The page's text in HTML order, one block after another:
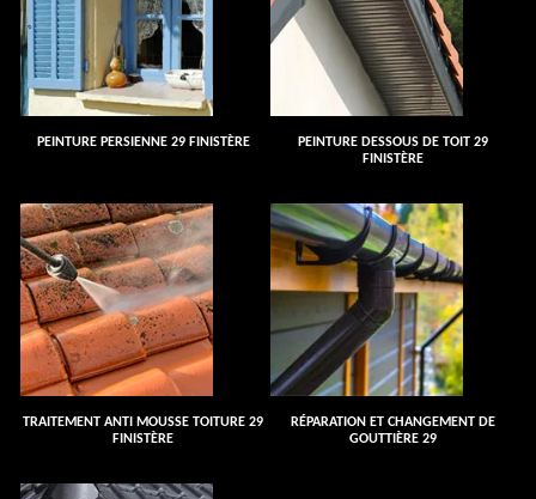
PEINTURE PERSIENNE 29 FINISTÈRE
PEINTURE DESSOUS DE TOIT 29
FINISTÈRE
TRAITEMENT ANTI MOUSSE TOITURE 29
FINISTÈRE
RÉPARATION ET CHANGEMENT DE
GOUTTIÈRE 29